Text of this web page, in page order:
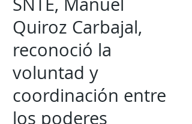
Quiroz Carbajal,
reconoció la
voluntad y
coordinación entre
los poderes